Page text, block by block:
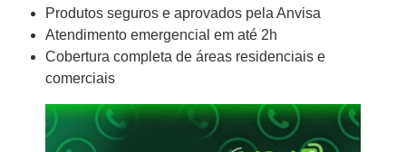
Produtos seguros e aprovados pela Anvisa
Atendimento emergencial em até 2h
Cobertura completa de áreas residenciais e
comerciais